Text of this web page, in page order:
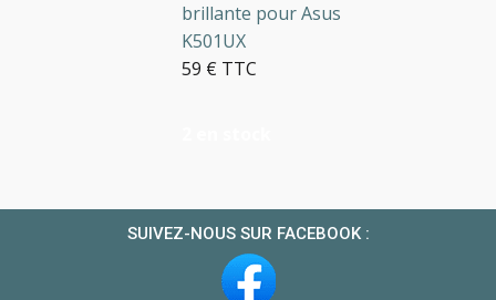
brillante pour Asus
K501UX
59 € TTC
SUIVEZ-NOUS SUR FACEBOOK :